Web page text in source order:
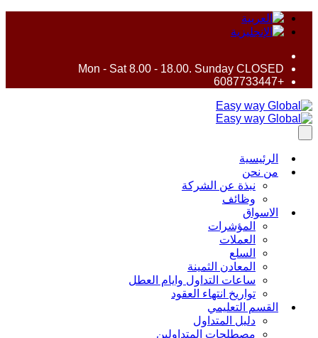
Mon - Sat 8.00 - 18.00. Sunday CLOSED
+6087733447
الرئيسية
من نحن
نبذة عن الشركة
وظائف
الاسواق
المؤشرات
العملات
السلع
المعادن الثمينة
ساعات التداول وايام العطل
تواريخ انتهاء العقود
القسم التعليمي
دليل المتداول
مصطلحات المتداولين